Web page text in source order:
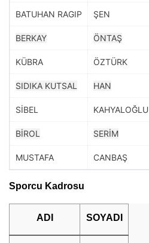
BATUHAN RAGIP ŞEN
BERKAY ÖNTAŞ
KÜBRA ÖZTÜRK
SIDIKA KUTSAL HAN
SİBEL KAHYALOĞLU
BİROL SERİM
MUSTAFA CANBAŞ
Sporcu Kadrosu
ADI SOYADI